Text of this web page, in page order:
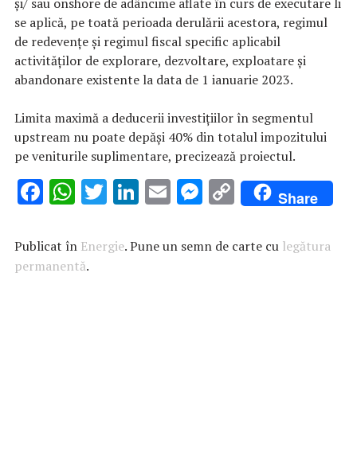
se aplică, pe toată perioada derulării acestora, regimul
de redevenţe şi regimul fiscal specific aplicabil
activităţilor de explorare, dezvoltare, exploatare şi
abandonare existente la data de 1 ianuarie 2023.
Limita maximă a deducerii investiţiilor în segmentul
upstream nu poate depăşi 40% din totalul impozitului
pe veniturile suplimentare, precizează proiectul.
F
e
b
W
at
s
T
it
Li
k
E
ai
M
se
C
o
p
Share
Publicat în Energie. Pune un semn de carte cu legătura
permanentă.